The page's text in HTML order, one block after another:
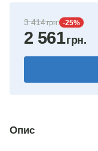
3 414 -25%
2 561
Опис